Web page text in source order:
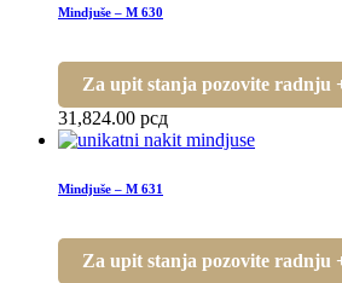
Mindjuše – M 630
Za upit stanja pozovite radnju
31,824.00 рсд
Mindjuše – M 631
Za upit stanja pozovite radnju